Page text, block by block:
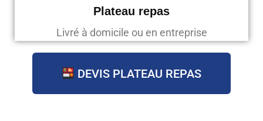
Plateau repas
Livré à domicile ou en entreprise
DEVIS PLATEAU REPAS